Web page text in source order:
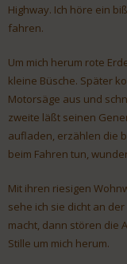
Highway. Ich höre ein
fahren.
Um mich herum rote
kleine Büsche. Später
Motorsäge aus und
zweite läßt seinen
aufladen, erzählen die
beim Fahren tun,
Mit ihren riesigen
sehe ich sie dicht an
macht, dann stören die
Stille um mich herum.